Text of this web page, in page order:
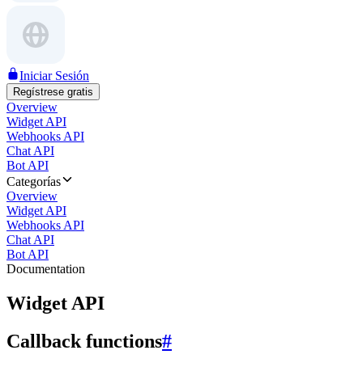
Iniciar Sesión
Regístrese gratis
Overview
Widget API
Webhooks API
Chat API
Bot API
Categorías
Overview
Widget API
Webhooks API
Chat API
Bot API
Documentation
Widget API
Callback functions#